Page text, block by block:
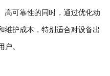
高可靠性的同时，通过优化动
维护成本，特别适合对设备出
。